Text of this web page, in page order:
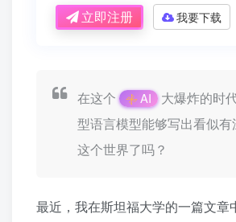
立即注册 我要下载
在这个 AI
大爆炸的时
型语言模型能够写出看似
这个世界了吗？
最近，我在斯坦福大学的一篇文